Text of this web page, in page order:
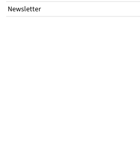
Newsletter